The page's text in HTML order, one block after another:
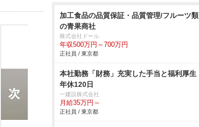
加工食品の品質保証・品質管理/フルーツ類
の青果商社
株式会社ドール
年収500万円～700万円
正社員 / 東京都
本社勤務「財務」充実した手当と福利厚生
年休120日
一建設株式会社
月給35万円～
正社員 / 東京都